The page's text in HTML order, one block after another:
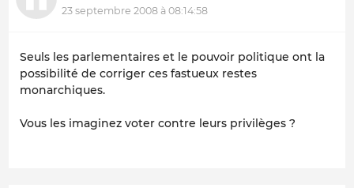
23 septembre 2008 à 08:14:58
Seuls les parlementaires et le pouvoir politique ont la
possibilité de corriger ces fastueux restes
monarchiques.
Vous les imaginez voter contre leurs privilèges ?